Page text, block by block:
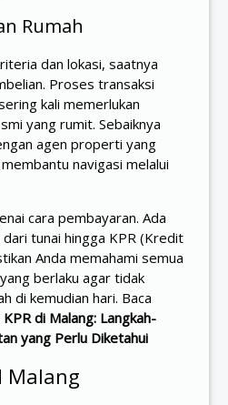
Rumah
dan lokasi, saatnya
Proses transaksi
kali memerlukan
yang rumit. Sebaiknya
agen properti yang
navigasi melalui
cara pembayaran. Ada
tunai hingga KPR (Kredit
Anda memahami semua
berlaku agar tidak
di kemudian hari. Baca
di Malang: Langkah-
yang Perlu Diketahui
Malang